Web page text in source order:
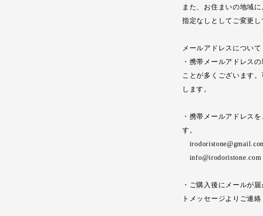
また、お住まいの地域
指定なしとしてご変更し
メールアドレスについて
・携帯メールアドレス
ことが多くございます
します。
・携帯メールアドレス
す。
info@irodoristone.com
・ご購入後にメールが
トメッセージよりご連絡